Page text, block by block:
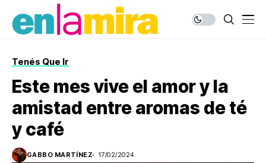
Tenés Que Ir
Este mes vive el amor y la
amistad entre aromas de té
y café
GABBO MARTÍNEZ 17/02/2024